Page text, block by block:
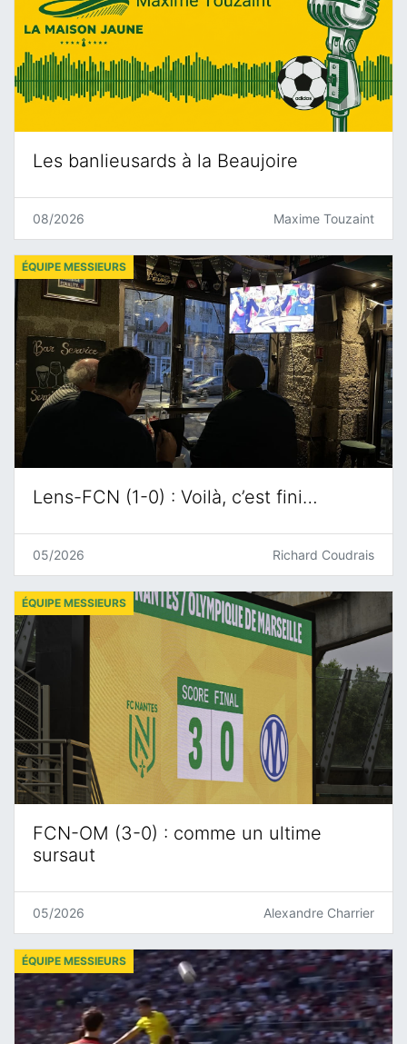
Les banlieusards à la Beaujoire
08/2026 Maxime Touzaint
Lens-FCN (1-0) : Voilà, c’est fini…
ÉQUIPE MESSIEURS
05/2026 Richard Coudrais
FCN-OM (3-0) : comme un ultime
sursaut
ÉQUIPE MESSIEURS
05/2026 Alexandre Charrier
ÉQUIPE MESSIEURS